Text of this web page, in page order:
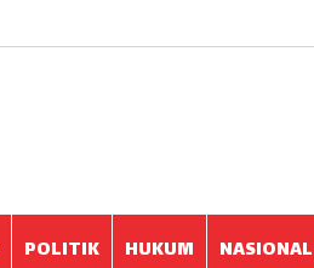
POLITIK HUKUM NASIONAL